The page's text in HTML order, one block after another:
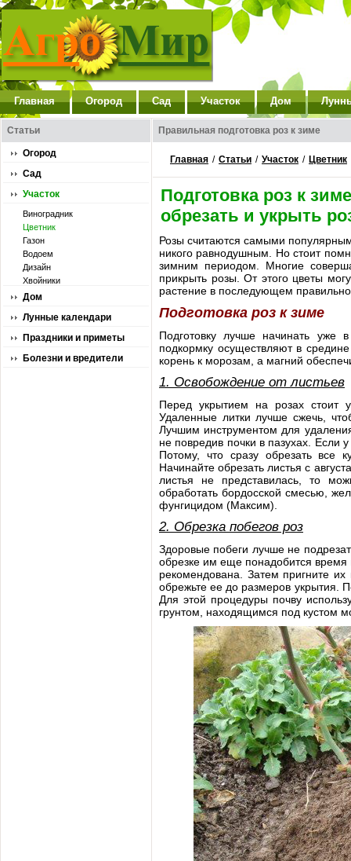
Главная Огород Сад Участок Дом
Статьи
Огород
Сад
Участок
Виноградник
Цветник
Газон
Водоем
Дизайн
Хвойники
Дом
Лунные календари
Праздники и приметы
Болезни и вредители
Правильная подготовка роз к зиме
Главная / Статьи / Участок / Цветник
Подготовка роз к
обрезать и укрыть
Розы считаются самыми
никого равнодушным. Но стоит
зимним периодом. Многие
прикрыть розы. От этого цветы
растение в последующем
Подготовка роз к зиме
Подготовку лучше начинать
подкормку осуществляют в
корень к морозам, а магний
1. Освобождение от листьев
Перед укрытием на розах стоит
Удаленные литки лучше сжечь,
Лучшим инструментом для
не повредив почки в пазухах. Если
Потому, что сразу обрезать все
Начинайте обрезать листья с
листья не представилась, то
обработать бордосской смесью,
фунгицидом (Максим).
2. Обрезка побегов роз
Здоровые побеги лучше не
обрезке им еще понадобится время
рекомендована. Затем пригните
обрежьте ее до размеров укрытия.
Для этой процедуры почву
грунтом, находящимся под кустом